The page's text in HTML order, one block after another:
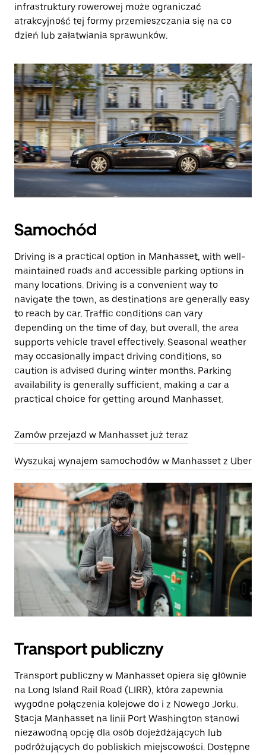
infrastruktury rowerowej może ograniczać
atrakcyjność tej formy przemieszczania się na co
dzień lub załatwiania sprawunków.
Samochód
Driving is a practical option in Manhasset, with well-
maintained roads and accessible parking options in
many locations. Driving is a convenient way to
navigate the town, as destinations are generally easy
to reach by car. Traffic conditions can vary
depending on the time of day, but overall, the area
supports vehicle travel effectively. Seasonal weather
may occasionally impact driving conditions, so
caution is advised during winter months. Parking
availability is generally sufficient, making a car a
practical choice for getting around Manhasset.
Zamów przejazd w Manhasset już teraz
Wyszukaj wynajem samochodów w Manhasset z Uber
Transport publiczny
Transport publiczny w Manhasset opiera się głównie
na Long Island Rail Road (LIRR), która zapewnia
wygodne połączenia kolejowe do i z Nowego Jorku.
Stacja Manhasset na linii Port Washington stanowi
niezawodną opcję dla osób dojeżdżających lub
podróżujących do pobliskich miejscowości. Dostępne